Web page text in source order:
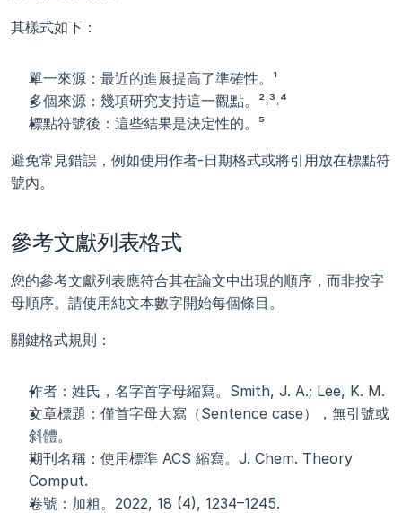
其樣式如下：
單一來源：最近的進展提高了準確性。¹
多個來源：幾項研究支持這一觀點。²˒³˒⁴
標點符號後：這些結果是決定性的。⁵
避免常見錯誤，例如使用作者-日期格式或將引用放在標點符
號內。
參考文獻列表格式
您的參考文獻列表應符合其在論文中出現的順序，而非按字
母順序。請使用純文本數字開始每個條目。
關鍵格式規則：
作者：姓氏，名字首字母縮寫。Smith, J. A.; Lee, K. M.
文章標題：僅首字母大寫（Sentence case），無引號或
斜體。
期刊名稱：使用標準 ACS 縮寫。J. Chem. Theory
Comput.
卷號：加粗。2022, 18 (4), 1234–1245.